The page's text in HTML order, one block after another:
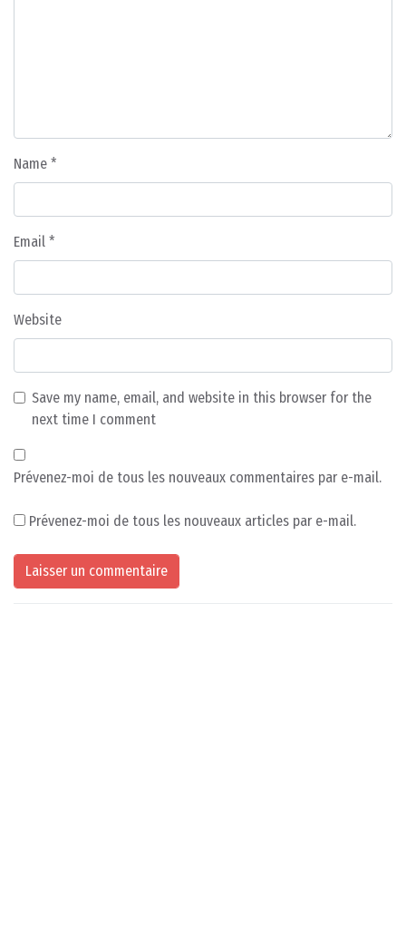
Name *
Email *
Website
Save my name, email, and website in this browser for the
next time I comment
Prévenez-moi de tous les nouveaux commentaires par e-mail.
Prévenez-moi de tous les nouveaux articles par e-mail.